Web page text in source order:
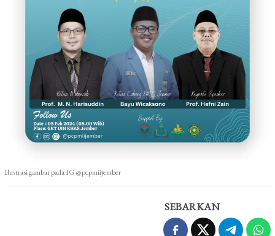
Ilustrasi gambar pada IG @pcpmiijember
SEBARKAN